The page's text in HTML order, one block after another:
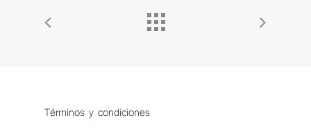
Términos y condiciones